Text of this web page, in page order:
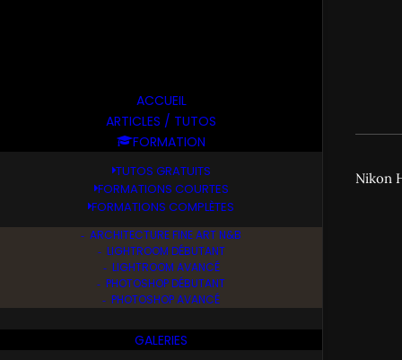
ACCUEIL
ARTICLES / TUTOS
FORMATION
TUTOS GRATUITS
FORMATIONS COURTES
FORMATIONS COMPLÈTES
ARCHITECTURE FINE ART N&B
LIGHTROOM DÉBUTANT
LIGHTROOM AVANCÉ
PHOTOSHOP DÉBUTANT
PHOTOSHOP AVANCÉ
GALERIES
Nikon